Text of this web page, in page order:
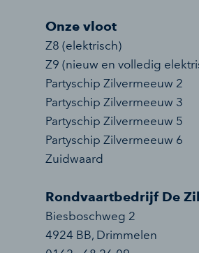
Onze vloot
Z8 (elektrisch)
Z9 (nieuw en volledig
Partyschip Zilvermeeuw 2
Partyschip Zilvermeeuw 3
Partyschip Zilvermeeuw 5
Partyschip Zilvermeeuw 6
Zuidwaard
Rondvaartbedrijf De
Biesboschweg 2
4924 BB, Drimmelen